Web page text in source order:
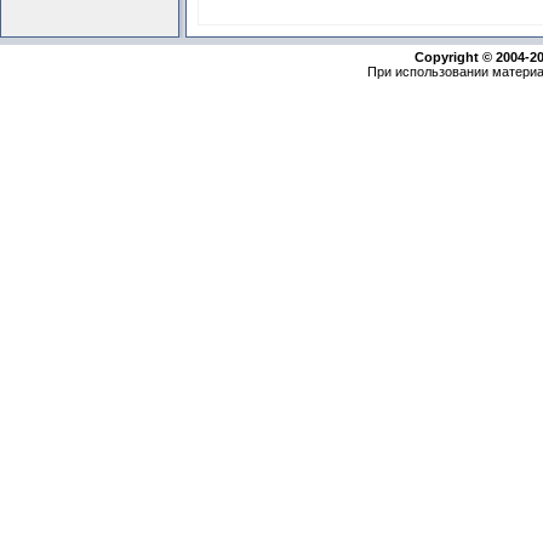
Copyright © 2004-
При использовании